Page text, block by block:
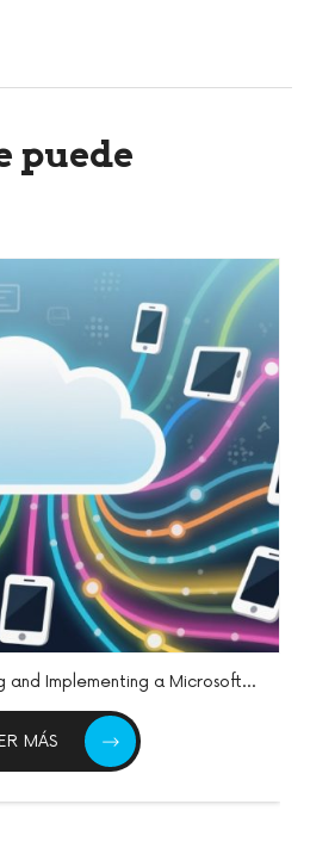
puede
and Implementing a Microsoft
MÁS